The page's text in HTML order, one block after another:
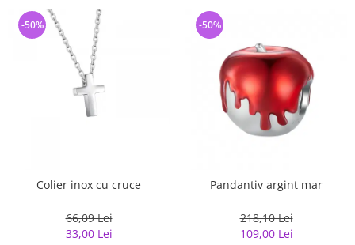
Colier inox cu cruce
66,09 Lei
33,00 Lei
-50%
Pandantiv argint mar
218,10 Lei
109,00 Lei
-50%